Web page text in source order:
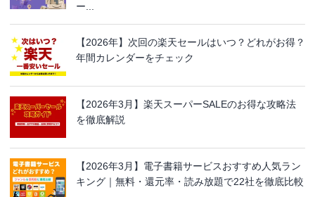
ー...
【2026年】次回の楽天セールはいつ？どれがお得？
年間カレンダーをチェック
【2026年3月】楽天スーパーSALEのお得な攻略法
を徹底解説
【2026年3月】電子書籍サービスおすすめ人気ラン
キング｜無料・還元率・読み放題で22社を徹底比較